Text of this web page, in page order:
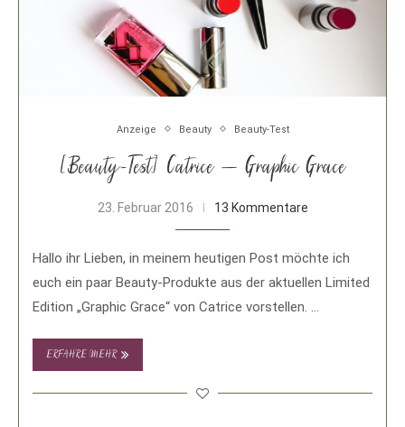
Anzeige Beauty Beauty-Test
[Beauty-Test] Catrice – Graphic Grace
23. Februar 2016 13 Kommentare
Hallo ihr Lieben, in meinem heutigen Post möchte ich
euch ein paar Beauty-Produkte aus der aktuellen Limited
Edition „Graphic Grace“ von Catrice vorstellen. …
ERFAHRE MEHR